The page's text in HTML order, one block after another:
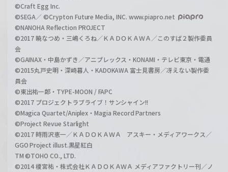
©Craft Egg Inc.
©SEGA／ ©Crypton Future Media, INC. www.piapro.net
©NANOHA Reflection PROJECT
©2017 暁なつめ・三嶋くろね／ＫＡＤＯＫＡＷＡ／このすば２製作委員
会
©GAINAX・中島かずき／アニプレックス・KONAMI・テレビ東京・電通
©2015丸戸史明・深崎暮人・KADOKAWA 富士見書房／冴えない製作委
員会
©東出祐一郎・TYPE-MOON / FAPC
©2017 プロジェクトラブライブ！サンシャイン!!
©Magica Quartet/Aniplex・Magia Record Partners
©Project Revue Starlight
©2017 時雨沢恵一／ＫＡＤＯＫＡＷＡ アスキー・メディアワークス／
GGO Project illust.黒星紅白
TM ©TOHO CO., LTD.
©2014 榎宮祐・株式会社ＫＡＤＯＫＡＷＡ メディアファクトリー刊／ノ